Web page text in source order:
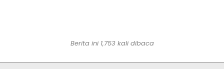
Berita ini 1,753 kali dibaca